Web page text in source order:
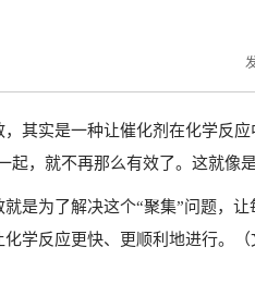
其实是一种让催化剂在化学反
起，就不再那么有效了。这就像
是为了解决这个“聚集”问题，
学反应更快、更顺利地进行。（